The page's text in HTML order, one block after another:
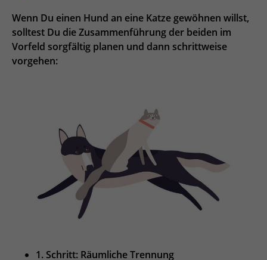
Wenn Du einen Hund an eine Katze gewöhnen willst,
solltest Du die Zusammenführung der beiden im
Vorfeld sorgfältig planen und dann schrittweise
vorgehen:
1. Schritt: Räumliche Trennung